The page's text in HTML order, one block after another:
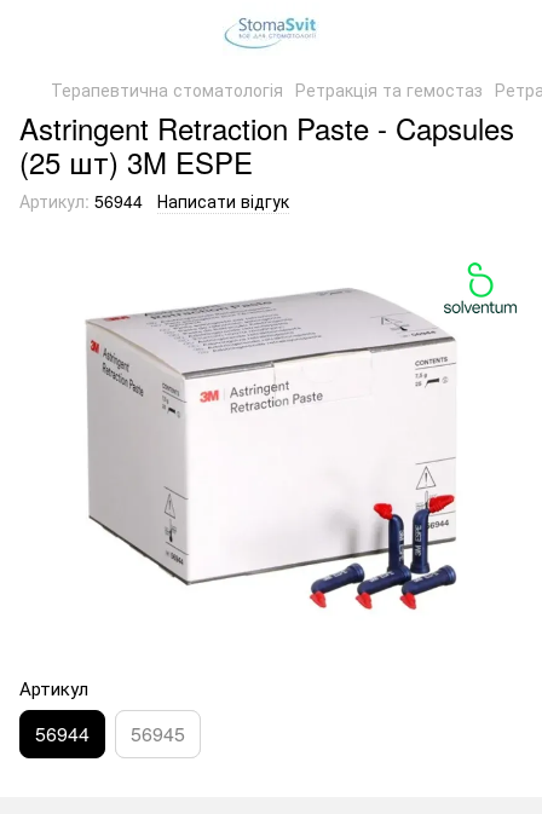
Терапевтична стоматологія Ретракція та гемостаз
Astringent Retraction Paste - Capsules
(25 шт) 3M ESPE
Артикул: 56944 Написати відгук
Артикул
56944 56945